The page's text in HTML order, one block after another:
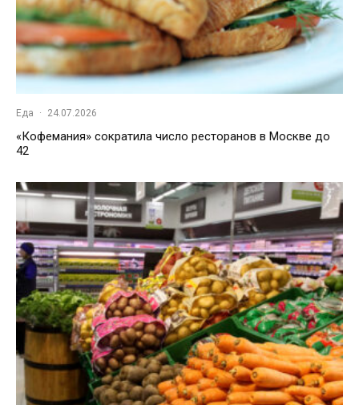
Еда · 24.07.2026
«Кофемания» сократила число ресторанов в Москве до
42